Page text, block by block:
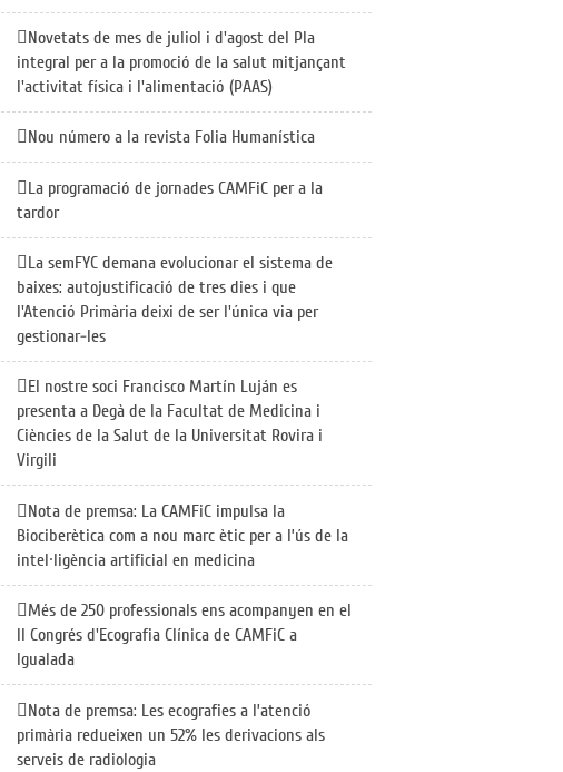
Novetats de mes de juliol i d'agost del Pla
integral per a la promoció de la salut mitjançant
l'activitat física i l'alimentació (PAAS)
Nou número a la revista Folia Humanística
La programació de jornades CAMFiC per a la
tardor
La semFYC demana evolucionar el sistema de
baixes: autojustificació de tres dies i que
l'Atenció Primària deixi de ser l'única via per
gestionar-les
El nostre soci Francisco Martín Luján es
presenta a Degà de la Facultat de Medicina i
Ciències de la Salut de la Universitat Rovira i
Virgili
Nota de premsa: La CAMFiC impulsa la
Biociberètica com a nou marc ètic per a l’ús de la
intel·ligència artificial en medicina
Més de 250 professionals ens acompanyen en el
II Congrés d'Ecografia Clínica de CAMFiC a
Igualada
Nota de premsa: Les ecografies a l’atenció
primària redueixen un 52% les derivacions als
serveis de radiologia